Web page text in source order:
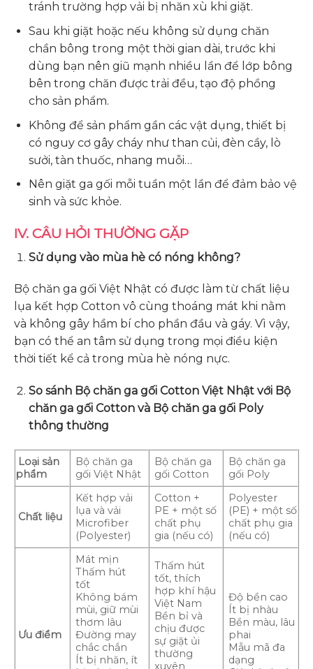
tránh trường hợp vải bị nhăn xù khi giặt.
Sau khi giặt hoặc nếu không sử dụng chăn
chần bông trong một thời gian dài, trước khi
dùng bạn nên giũ mạnh nhiều lần để lớp bông
bên trong chăn được trải đều, tạo độ phồng
cho sản phẩm.
Không để sản phẩm gần các vật dụng, thiết bị
có nguy cơ gây cháy như than củi, đèn cầy, lò
sưởi, tàn thuốc, nhang muỗi…
Nên giặt ga gối mỗi tuần một lần để đảm bảo vệ
sinh và sức khỏe.
IV. CÂU HỎI THƯỜNG GẶP
Sử dụng vào mùa hè có nóng không?
Bộ chăn ga gối Việt Nhật có được làm từ chất liệu
lụa kết hợp Cotton vô cùng thoáng mát khi nằm
và không gây hầm bí cho phần đầu và gáy. Vì vậy,
bạn có thể an tâm sử dụng trong mọi điều kiện
thời tiết kể cả trong mùa hè nóng nực.
So sánh Bộ chăn ga gối Cotton Việt Nhật với Bộ
chăn ga gối Cotton và Bộ chăn ga gối Poly
thông thường
Loại sản
phẩm
Bộ chăn ga
gối Việt Nhật
Bộ chăn ga
gối Cotton
Bộ chăn ga
gối Poly
Chất liệu
Kết hợp vải
lụa và vải
Microfiber
(Polyester)
Cotton +
PE + một số
chất phụ
gia (nếu có)
Polyester
(PE) + một số
chất phụ gia
(nếu có)
Ưu điểm
Mát mịn
Thấm hút
tốt
Không bám
mùi, giữ mùi
thơm lâu
Đường may
chắc chắn
Ít bị nhăn, ít
Thấm hút
tốt, thích
hợp khí hậu
Việt Nam
Bền bỉ và
chịu được
sự giặt ủi
thường
xuyên
Độ bền cao
Ít bị nhàu
Bền màu, lâu
phai
Mẫu mã đa
dạng